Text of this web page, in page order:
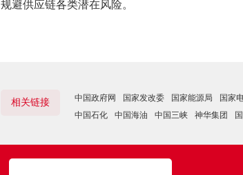
规避供应链各类潜在风险。
相关链接 中国政府网 国家发改委 国家能源局 国家
中国石化
中国海油 中国三峡 神华集团